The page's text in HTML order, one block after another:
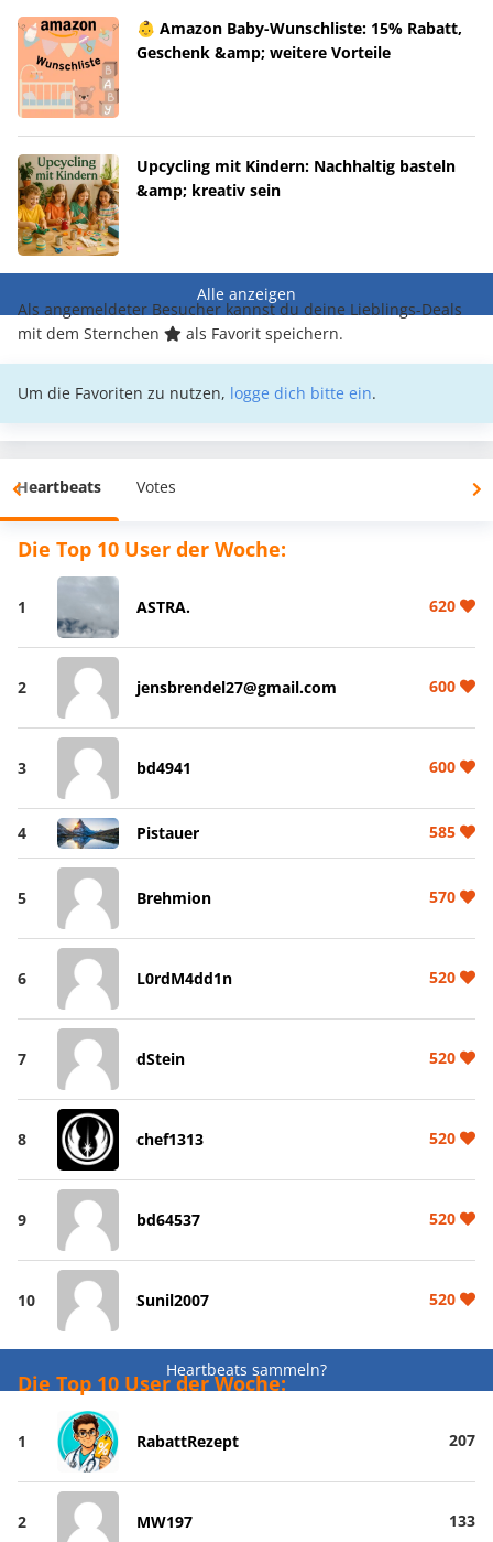
👶 Amazon Baby-Wunschliste: 15% Rabatt,
Geschenk &amp; weitere Vorteile
Upcycling mit Kindern: Nachhaltig basteln
&amp; kreativ sein
Alle anzeigen
Als angemeldeter Besucher kannst du deine Lieblings-Deals
mit dem Sternchen
als Favorit speichern.
Um die Favoriten zu nutzen, logge dich bitte ein.
Heartbeats Votes
Die Top 10 User der Woche:
1 ASTRA. 620
2 jensbrendel27@gmail.com 600
3 bd4941 600
4 Pistauer 585
5 Brehmion 570
6 L0rdM4dd1n 520
7 dStein 520
8 chef1313 520
9 bd64537 520
10 Sunil2007 520
Heartbeats sammeln?
Die Top 10 User der Woche:
1 RabattRezept 207
2 MW197 133